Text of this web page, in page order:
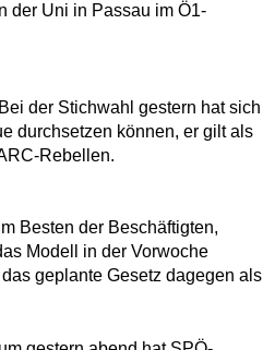
der Uni in Passau im Ö1-
der Stichwahl gestern hat sich
durchsetzen können, er gilt als
Rebellen.
Besten der Beschäftigten,
Modell in der Vorwoche
geplante Gesetz dagegen als